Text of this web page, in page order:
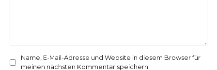
Name, E-Mail-Adresse und Website in diesem Browser für
meinen nächsten Kommentar speichern.